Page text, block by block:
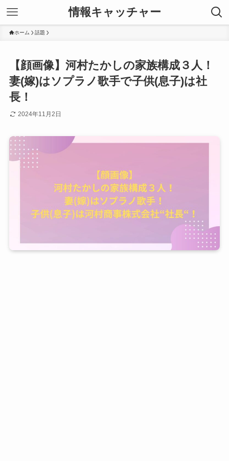
情報キャッチャー
ホーム 話題
【顔画像】河村たかしの家族構成３人！
妻(嫁)はソプラノ歌手で子供(息子)は社
長！
2024年11月2日